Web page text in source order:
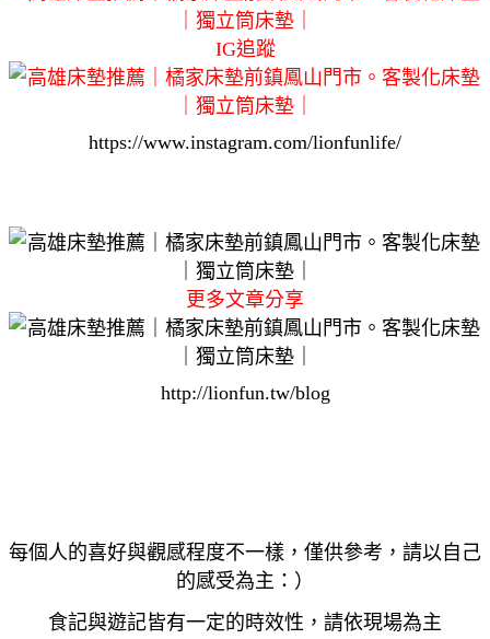
IG追蹤
https://www.instagram.com/lionfunlife/
更多文章分享
http://lionfun.tw/blog
每個人的喜好與觀感程度不一樣，僅供參考，請以自己
的感受為主：）
食記與遊記皆有一定的時效性，請依現場為主